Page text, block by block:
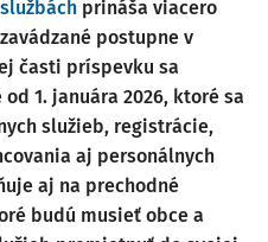
prináša viacero
postupne v
časti príspevku sa
1. januára 2026, ktoré sa
služieb, registrácie,
aj personálnych
aj na prechodné
budú musieť obce a